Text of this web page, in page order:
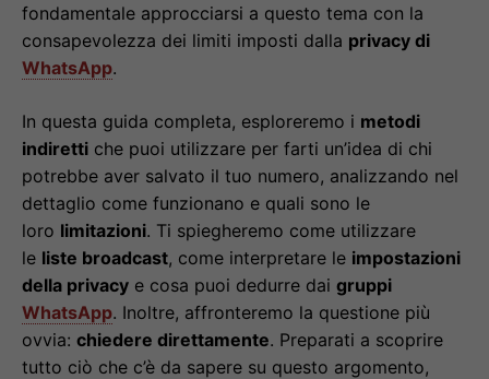
fondamentale approcciarsi a questo tema con la
consapevolezza dei limiti imposti dalla privacy di
WhatsApp.
In questa guida completa, esploreremo i metodi
indiretti che puoi utilizzare per farti un’idea di chi
potrebbe aver salvato il tuo numero, analizzando nel
dettaglio come funzionano e quali sono le
loro limitazioni. Ti spiegheremo come utilizzare
le liste broadcast, come interpretare le impostazioni
della privacy e cosa puoi dedurre dai gruppi
WhatsApp. Inoltre, affronteremo la questione più
ovvia: chiedere direttamente. Preparati a scoprire
tutto ciò che c’è da sapere su questo argomento,